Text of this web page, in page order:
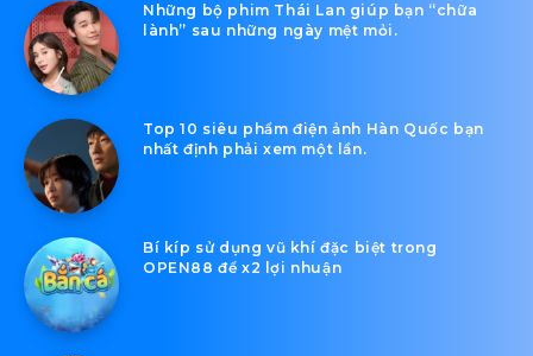
Những bộ phim Thái Lan giúp bạn “chữa
lành” sau những ngày mệt mỏi.
Top 10 siêu phẩm điện ảnh Hàn Quốc bạn
nhất định phải xem một lần.
Bí kíp sử dụng vũ khí đặc biệt trong
OPEN88 để x2 lợi nhuận